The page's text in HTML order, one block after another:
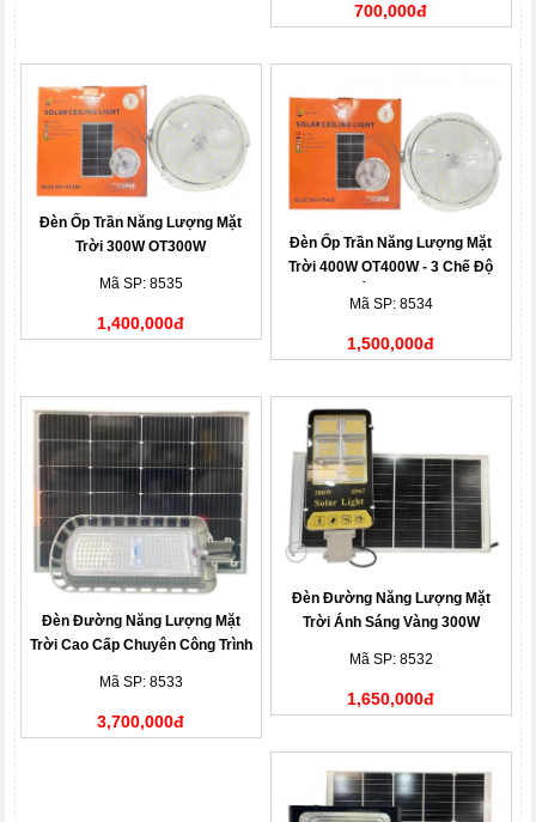
700,000đ
Đèn Ốp Trần Năng Lượng Mặt
Trời 300W OT300W
Mã SP: 8535
1,400,000đ
Đèn Ốp Trần Năng Lượng Mặt
Trời 400W OT400W - 3 Chế Độ
Mã SP: 8534
1,500,000đ
Đèn Đường Năng Lượng Mặt
Trời Cao Cấp Chuyên Công Trình
Mã SP: 8533
3,700,000đ
Đèn Đường Năng Lượng Mặt
Trời Ánh Sáng Vàng 300W
Mã SP: 8532
1,650,000đ